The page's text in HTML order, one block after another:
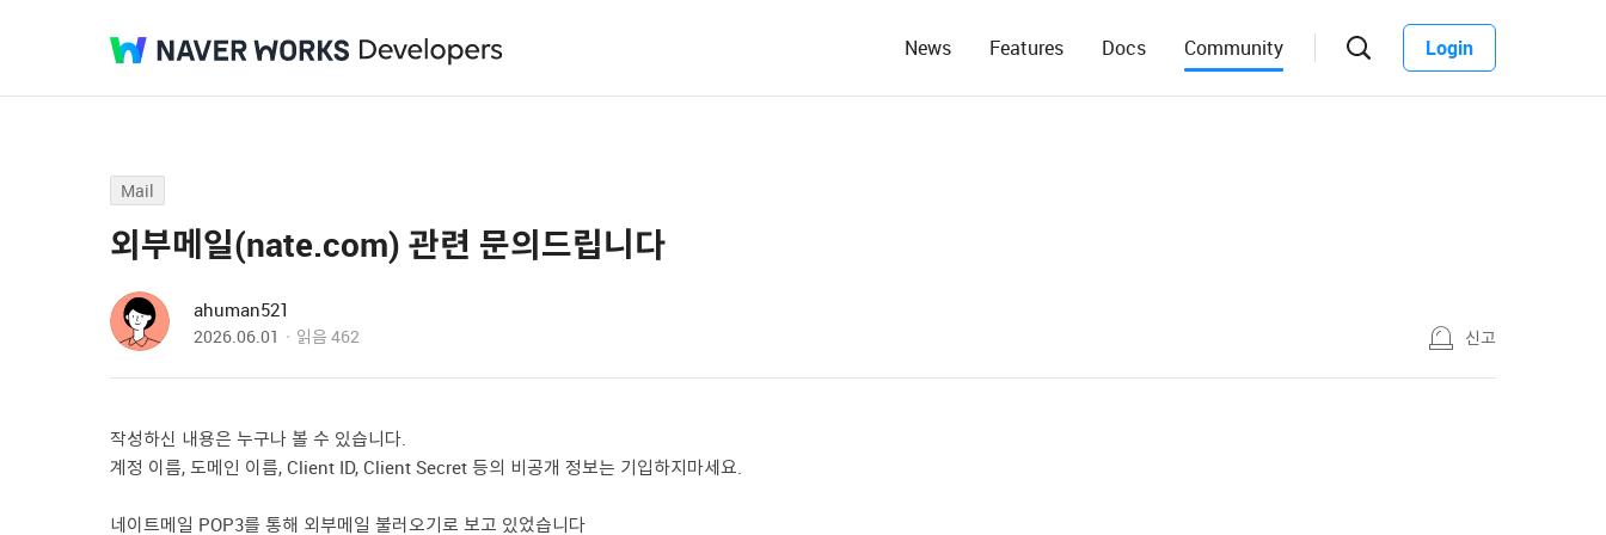
News Features Docs Community Login
Mail
외부메일(nate.com) 관련 문의드립니다
ahuman521
2026.06.01 읽음 462 신고
작성하신 내용은 누구나 볼 수 있습니다.
계정 이름, 도메인 이름, Client ID, Client Secret 등의 비공개 정보는 기입하지마세요.
네이트메일 POP3를 통해 외부메일 불러오기로 보고 있었습니다